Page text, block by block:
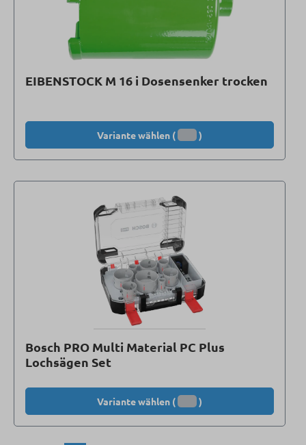
EIBENSTOCK M 16 i Dosensenker trocken
Variante wählen ( )
Bosch PRO Multi Material PC Plus
Lochsägen Set
Variante wählen ( )